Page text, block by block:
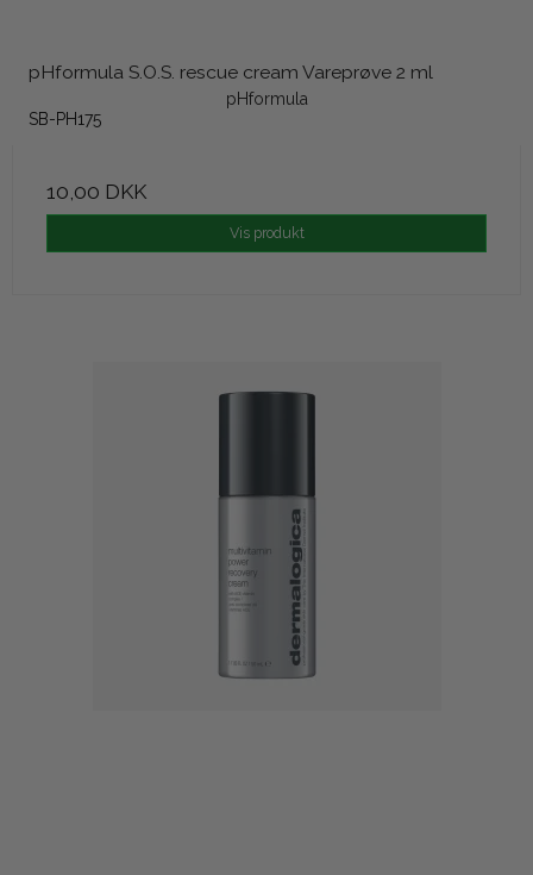
pHformula S.O.S. rescue cream Vareprøve 2 ml
pHformula
SB-PH175
10,00 DKK
Vis produkt